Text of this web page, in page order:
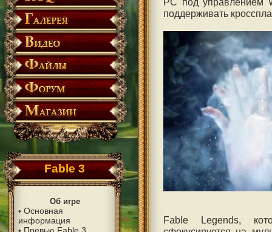
Fable 3
Об игре
• Основная
информация
поддерживать
Fable Legends,